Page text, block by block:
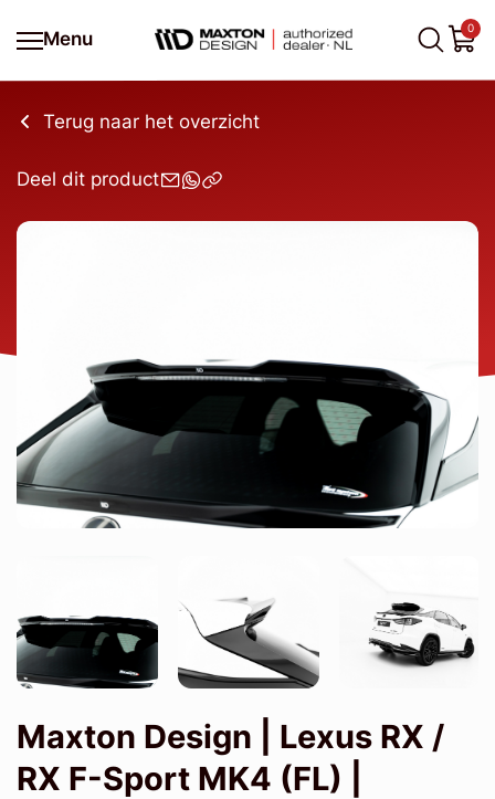
Menu
0
Terug naar het overzicht
Deel dit product
Maxton Design | Lexus RX /
RX F-Sport MK4 (FL) |